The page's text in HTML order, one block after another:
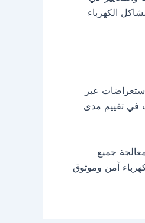
الكهرباء
عبر
في تقييم مدى
جميع
آمن وموثوق